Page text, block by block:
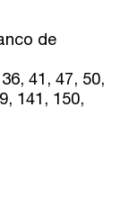
de
41, 47, 50,
141, 150,